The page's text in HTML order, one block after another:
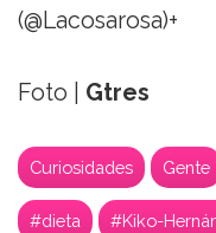
(@Lacosarosa)+
Foto | Gtres
Curiosidades Gente
#dieta #Kiko-